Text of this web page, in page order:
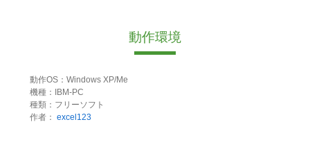
動作環境
動作OS：Windows XP/Me
機種：IBM-PC
種類：フリーソフト
作者： excel123